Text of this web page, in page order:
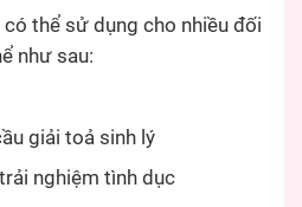
thể sử dụng cho nhiều đối
như sau:
giải toả sinh lý
nghiệm tình dục